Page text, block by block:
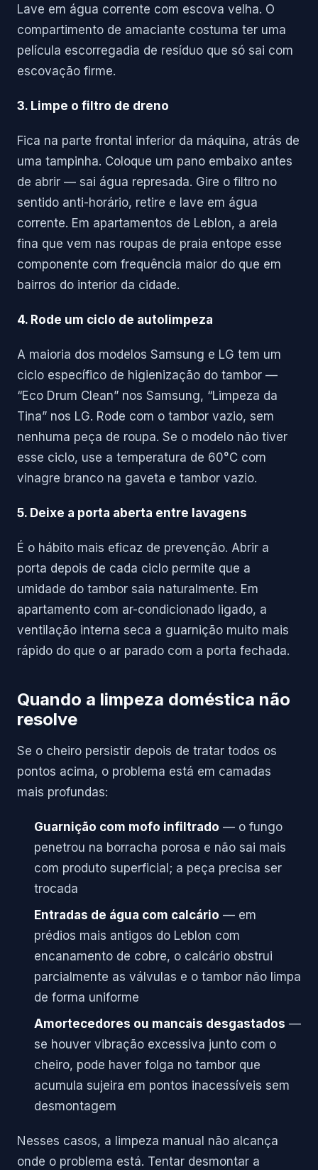
Lave em água corrente com escova velha. O
compartimento de amaciante costuma ter uma
película escorregadia de resíduo que só sai com
escovação firme.
3. Limpe o filtro de dreno
Fica na parte frontal inferior da máquina, atrás de
uma tampinha. Coloque um pano embaixo antes
de abrir — sai água represada. Gire o filtro no
sentido anti-horário, retire e lave em água
corrente. Em apartamentos de Leblon, a areia
fina que vem nas roupas de praia entope esse
componente com frequência maior do que em
bairros do interior da cidade.
4. Rode um ciclo de autolimpeza
A maioria dos modelos Samsung e LG tem um
ciclo específico de higienização do tambor —
“Eco Drum Clean” nos Samsung, “Limpeza da
Tina” nos LG. Rode com o tambor vazio, sem
nenhuma peça de roupa. Se o modelo não tiver
esse ciclo, use a temperatura de 60°C com
vinagre branco na gaveta e tambor vazio.
5. Deixe a porta aberta entre lavagens
É o hábito mais eficaz de prevenção. Abrir a
porta depois de cada ciclo permite que a
umidade do tambor saia naturalmente. Em
apartamento com ar-condicionado ligado, a
ventilação interna seca a guarnição muito mais
rápido do que o ar parado com a porta fechada.
Quando a limpeza doméstica não
resolve
Se o cheiro persistir depois de tratar todos os
pontos acima, o problema está em camadas
mais profundas:
Guarnição com mofo infiltrado — o fungo
penetrou na borracha porosa e não sai mais
com produto superficial; a peça precisa ser
trocada
Entradas de água com calcário — em
prédios mais antigos do Leblon com
encanamento de cobre, o calcário obstrui
parcialmente as válvulas e o tambor não limpa
de forma uniforme
Amortecedores ou mancais desgastados —
se houver vibração excessiva junto com o
cheiro, pode haver folga no tambor que
acumula sujeira em pontos inacessíveis sem
desmontagem
Nesses casos, a limpeza manual não alcança
onde o problema está. Tentar desmontar a